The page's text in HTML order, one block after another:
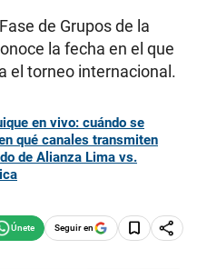
de Grupos de la
la fecha en el que
el torneo internacional.
en vivo: cuándo se
qué canales transmiten
de Alianza Lima vs.
Seguir en